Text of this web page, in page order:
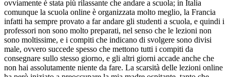
ovviamente è stata più rilassante che andare a scuola; in Italia
comunque la scuola online è organizzata molto meglio, la Francia
infatti ha sempre provato a far andare gli studenti a scuola, e quindi i
professori non sono molto preparati, nel senso che le lezioni non
sono moltissime, e i compiti che indicano di svolgere sono divisi
male, ovvero succede spesso che mettono tutti i compiti da
consegnare sullo stesso giorno, e gli altri giorni accade anche che
non hai assolutamente niente da fare. La scarsità delle lezioni online